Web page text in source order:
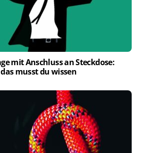
mit Anschluss an Steckdose:
musst du wissen